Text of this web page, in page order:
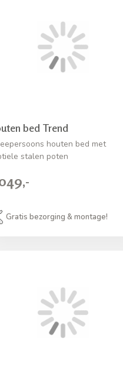
bed Trend
houten bed met
stalen poten
Gratis bezorging & montage!